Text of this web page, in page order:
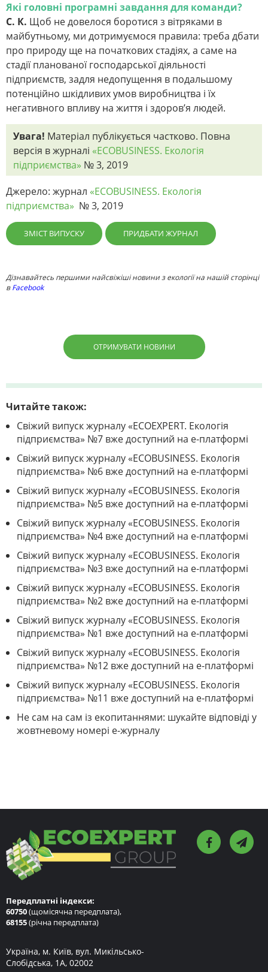
Які головні програмні завдання для команди?
С. К. Щоб не довелося боротися з вітряками в
майбутньому, ми дотримуємося правила: треба дбати
про природу ще на початкових стадіях, а саме на
стадії планованої господарської діяльності
підприємств, задля недопущення в подальшому
потенційно шкідливих умов виробництва і їх
негативного впливу на життя і здоров’я людей.
Увага! Матеріал публікується частково. Повна
версія в журналі «ECOBUSINESS. Екологія
підприємства» № 3, 2019
Джерело: журнал «ECOBUSINESS. Екологія
підприємства» № 3, 2019
ЗМІСТ ВИПУСКУ ПРИДБАТИ ЖУРНАЛ
Дізнавайтесь першими найсвіжіші новини з екології на нашій сторінці
вFacebook
ОТРИМУВАТИ НОВИНИ
Читайте також:
Свіжий випуск журналу «ECOEXPERT. Екологія
підприємства» №7 вже доступний на е-платформі
Свіжий випуск журналу «ECOBUSINESS. Екологія
підприємства» №6 вже доступний на е-платформі
Свіжий випуск журналу «ECOBUSINESS. Екологія
підприємства» №5 вже доступний на е-платформі
Свіжий випуск журналу «ECOBUSINESS. Екологія
підприємства» №4 вже доступний на е-платформі
Свіжий випуск журналу «ECOBUSINESS. Екологія
підприємства» №3 вже доступний на е-платформі
Свіжий випуск журналу «ECOBUSINESS. Екологія
підприємства» №2 вже доступний на е-платформі
Свіжий випуск журналу «ECOBUSINESS. Екологія
підприємства» №1 вже доступний на е-платформі
Свіжий випуск журналу «ECOBUSINESS. Екологія
підприємства» №12 вже доступний на е-платформі
Свіжий випуск журналу «ECOBUSINESS. Екологія
підприємства» №11 вже доступний на е-платформі
Не сам на сам із екопитаннями: шукайте відповіді у
жовтневому номері е-журналу
Передплатні індекси:
60750(щомісячна передплата),
68155(річна передплата)
Україна, м. Київ, вул. Микільсько-
Слобідська, 1А, 02002